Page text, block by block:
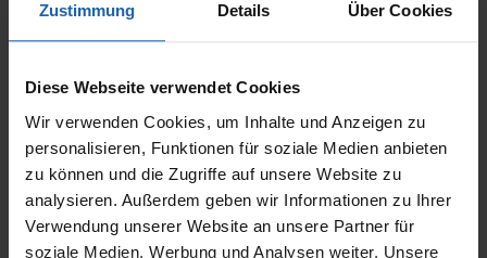
Zustimmung Details Über Cookies
Diese Webseite verwendet Cookies
Wir verwenden Cookies, um Inhalte und Anzeigen zu
personalisieren, Funktionen für soziale Medien anbieten
zu können und die Zugriffe auf unsere Website zu
analysieren. Außerdem geben wir Informationen zu Ihrer
Verwendung unserer Website an unsere Partner für
soziale Medien, Werbung und Analysen weiter. Unsere